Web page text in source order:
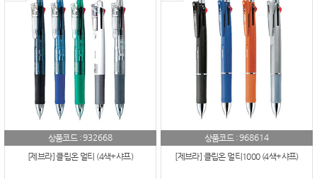
상품코드 :932668
[제브라] 클립온 멀티 (4색+샤프)
상품코드 :968614
[제브라] 클립온 멀티1000 (4색+샤프)